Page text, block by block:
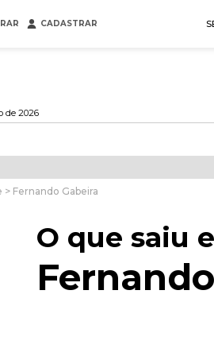
CADASTRAR
de 2026
> Fernando Gabeira
O que saiu